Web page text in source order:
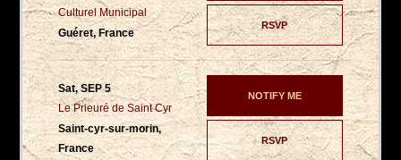
Culturel Municipal
Guéret, France
RSVP
Sat, SEP 5
Le Prieuré de Saint Cyr
Saint-cyr-sur-morin,
France
RSVP
NOTIFY ME